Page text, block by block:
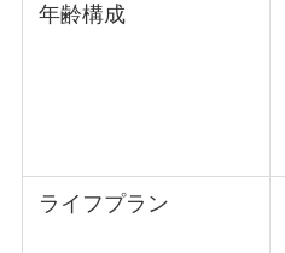
年齢構成
ライフプラン